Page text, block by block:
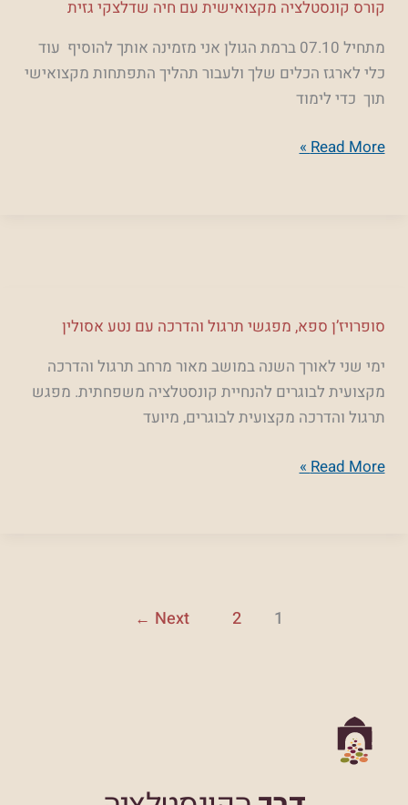
קורס קונסטלציה מקצואישית עם חיה שדלצקי גזית
מתחיל 07.10 ברמת הגולן אני מזמינה אותך להוסיף עוד
כלי לארגז הכלים שלך ולעבור תהליך התפתחות מקצואישי
תוך כדי לימוד
מקצואישית
עם
חיה
גזית
Read More »
סופרויז’ן ספא, מפגשי תרגול והדרכה עם נטע אסולין
ימי שני לאורך השנה במושב מאור מרחב תרגול והדרכה
מקצועית לבוגרים להנחיית קונסטלציה משפחתית. מפגש
תרגול והדרכה מקצועית לבוגרים, מיועד
סופרויז’ן
מפגשי
תרגול
והדרכה
נטע
Read More »
1
2
Next
←